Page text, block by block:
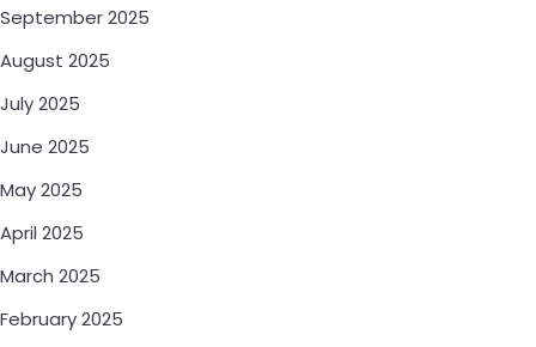
September 2025
August 2025
July 2025
June 2025
May 2025
April 2025
March 2025
February 2025